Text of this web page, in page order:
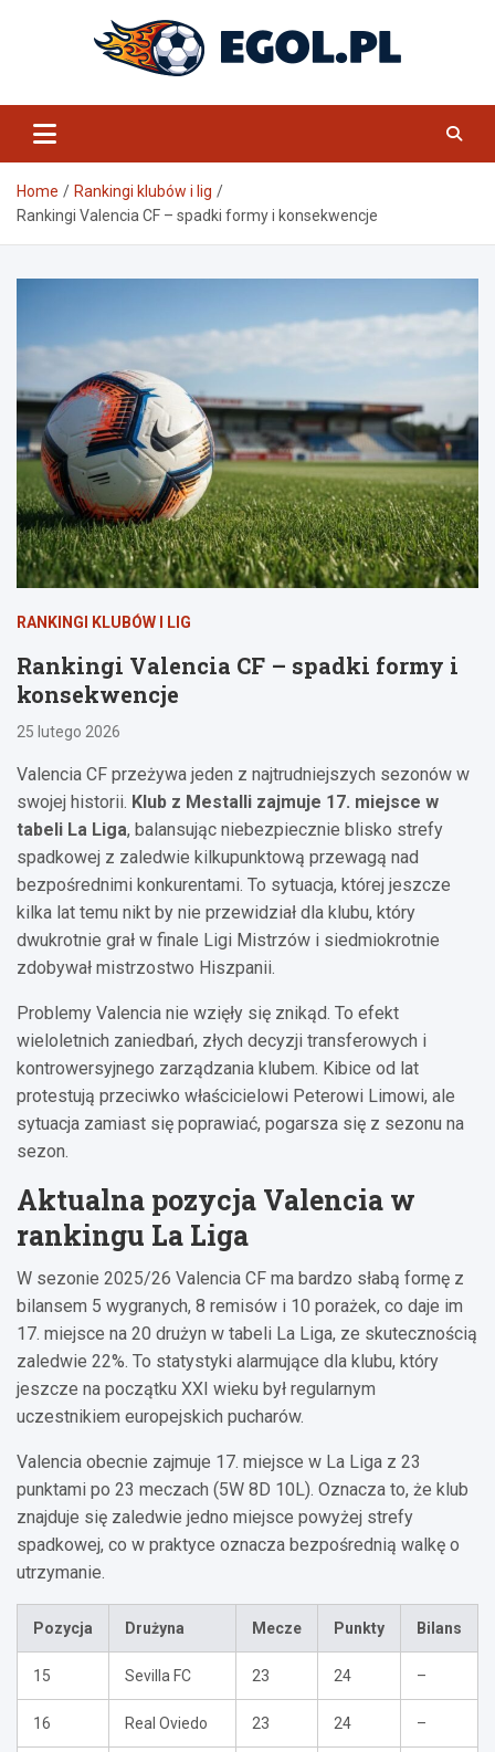
eGol.pl
Home
Rankingi klubów i lig
Rankingi Valencia CF – spadki formy i konsekwencje
RANKINGI KLUBÓW I LIG
Rankingi Valencia CF – spadki formy i
konsekwencje
25 lutego 2026
Valencia CF przeżywa jeden z najtrudniejszych sezonów w
swojej historii. Klub z Mestalli zajmuje 17. miejsce w
tabeli La Liga, balansując niebezpiecznie blisko strefy
spadkowej z zaledwie kilkupunktową przewagą nad
bezpośrednimi konkurentami. To sytuacja, której jeszcze
kilka lat temu nikt by nie przewidział dla klubu, który
dwukrotnie grał w finale Ligi Mistrzów i siedmiokrotnie
zdobywał mistrzostwo Hiszpanii.
Problemy Valencia nie wzięły się znikąd. To efekt
wieloletnich zaniedbań, złych decyzji transferowych i
kontrowersyjnego zarządzania klubem. Kibice od lat
protestują przeciwko właścicielowi Peterowi Limowi, ale
sytuacja zamiast się poprawiać, pogarsza się z sezonu na
sezon.
Aktualna pozycja Valencia w
rankingu La Liga
W sezonie 2025/26 Valencia CF ma bardzo słabą formę z
bilansem 5 wygranych, 8 remisów i 10 porażek, co daje im
17. miejsce na 20 drużyn w tabeli La Liga, ze skutecznością
zaledwie 22%. To statystyki alarmujące dla klubu, który
jeszcze na początku XXI wieku był regularnym
uczestnikiem europejskich pucharów.
Valencia obecnie zajmuje 17. miejsce w La Liga z 23
punktami po 23 meczach (5W 8D 10L). Oznacza to, że klub
znajduje się zaledwie jedno miejsce powyżej strefy
spadkowej, co w praktyce oznacza bezpośrednią walkę o
utrzymanie.
Pozycja Drużyna Mecze Punkty Bilans
15 Sevilla FC 23 24 –
16 Real Oviedo 23 24 –